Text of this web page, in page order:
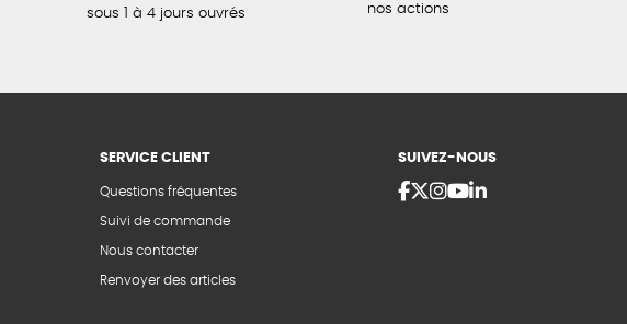
sous 1 à 4 jours ouvrés
nos actions
SERVICE CLIENT
Questions fréquentes
Suivi de commande
Nous contacter
Renvoyer des articles
SUIVEZ-NOUS